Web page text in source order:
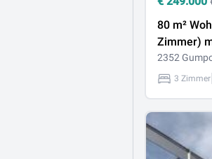
80 m²
Zimmer)
großen
Garage in
Grünlage
2352
3 Zimmer